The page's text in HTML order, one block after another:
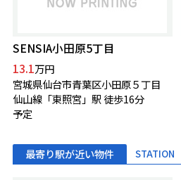
SENSIA小田原5丁目
13.1万円
宮城県仙台市青葉区小田原５丁目
仙山線「東照宮」駅 徒歩16分
予定
最寄り駅が近い物件 STATION